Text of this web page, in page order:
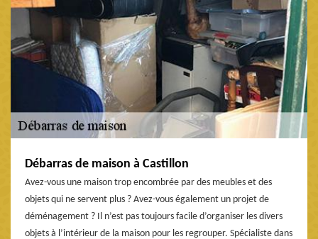
Débarras de maison à Castillon
Avez-vous une maison trop encombrée par des meubles et des
objets qui ne servent plus ? Avez-vous également un projet de
déménagement ? Il n’est pas toujours facile d’organiser les divers
objets à l’intérieur de la maison pour les regrouper. Spécialiste dans